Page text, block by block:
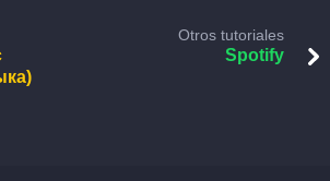
Otros tutoriales
Spotify